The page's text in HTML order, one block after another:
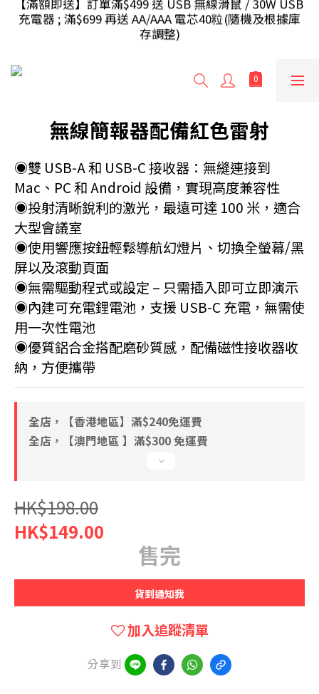
【滿額即送】訂單滿$499 送 USB 無線滑鼠 / 30W USB
充電器 ; 滿$699 再送 AA/AAA 電芯40粒(隨機及根據庫
存調整)
存調整)
HK$20；【澳門地區】滿HK$300免運費，少於將收取
運費HK$30
【滿額即送】訂單滿$499 送 USB 無線滑鼠 / 30W USB
充電器 ; 滿$699 再送 AA/AAA 電芯40粒(隨機及根據庫
存調整)
無線簡報器配備紅色雷射
◉雙 USB-A 和 USB-C 接收器：無縫連接到
Mac、PC 和 Android 設備，實現高度兼容性
◉投射清晰銳利的激光，最遠可達 100 米，適合
大型會議室
◉使用響應按鈕輕鬆導航幻燈片、切換全螢幕/黑
屏以及滾動頁面
◉無需驅動程式或設定 – 只需插入即可立即演示
◉內建可充電鋰電池，支援 USB-C 充電，無需使
用一次性電池
◉優質鋁合金搭配磨砂質感，配備磁性接收器收
納，方便攜帶
全店，【香港地區】滿$240免運費
全店，【澳門地區 】滿$300 免運費
HK$198.00
HK$149.00
售完
貨到通知我
加入追蹤清單
分享到